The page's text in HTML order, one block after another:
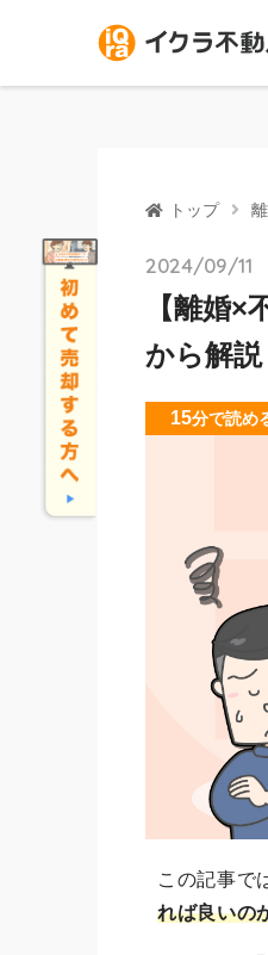
トップ
2024/09/11
【離婚
から解説
15分で読め
この記事で
れば良いの